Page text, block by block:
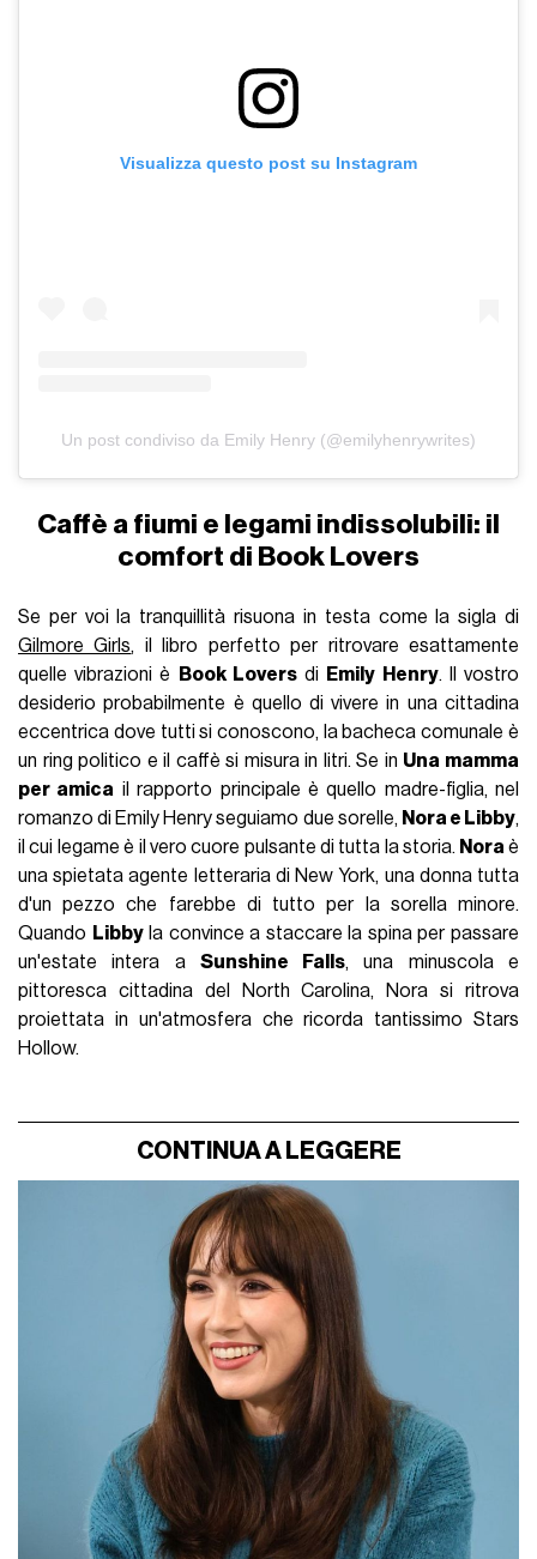
Visualizza questo post su Instagram
Un post condiviso da Emily Henry (@emilyhenrywrites)
Caffè a fiumi e legami indissolubili: il
comfort di Book Lovers
Se per voi la tranquillità risuona in testa come la sigla di
Gilmore Girls, il libro perfetto per ritrovare esattamente
quelle vibrazioni è
Book Loversdi Emily Henry. Il vostro
desiderio probabilmente è quello di vivere in una cittadina
eccentrica dove tutti si conoscono, la bacheca comunale è
un ring politico e il caffè si misura in litri. Se in Una mamma
per amica il rapporto principale è quello madre-figlia, nel
romanzo di Emily Henry seguiamo due sorelle, Nora e Libby,
il cui legame è il vero cuore pulsante di tutta la storia. Nora è
una spietata agente letteraria di New York, una donna tutta
d'un pezzo che farebbe di tutto per la sorella minore.
Quando Libbyla convince a staccare la spina per passare
un'estate intera a Sunshine Falls, una minuscola e
pittoresca cittadina del North Carolina, Nora si ritrova
proiettata in un'atmosfera che ricorda tantissimo Stars
Hollow.
CONTINUA A LEGGERE